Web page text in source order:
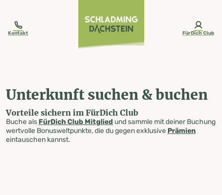
Kontakt FürDich Club
Unterkunft suchen & buchen
Vorteile sichern im FürDich Club
Buche als FürDich Club Mitglied und sammle mit deiner Buchung
wertvolle Bonusweltpunkte, die du gegen exklusive Prämien
eintauschen kannst.